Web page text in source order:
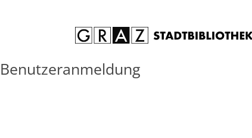
Benutzeranmeldung